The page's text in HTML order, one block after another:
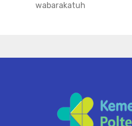
wabarakatuh